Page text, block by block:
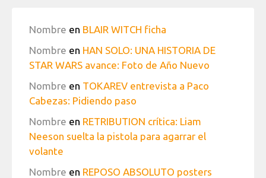
Nombre en BLAIR WITCH ficha
Nombre en HAN SOLO: UNA HISTORIA DE
STAR WARS avance: Foto de Año Nuevo
Nombre en TOKAREV entrevista a Paco
Cabezas: Pidiendo paso
Nombre en RETRIBUTION crítica: Liam
Neeson suelta la pistola para agarrar el
volante
Nombre en REPOSO ABSOLUTO posters